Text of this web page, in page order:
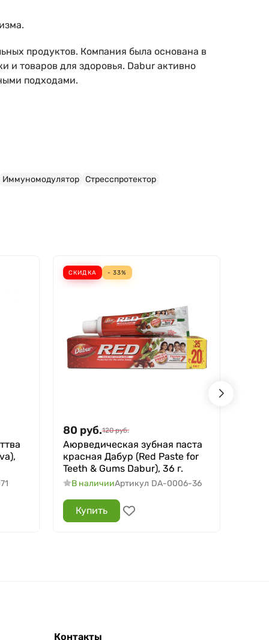
продуктов. Компания была основана в
и товаров для здоровья. Dabur активно
подходами.
Иммуномодулятор Стресспротектор
СКИДКА - 33%
80 руб.120 руб.
Аюрведическая зубная паста
красная Дабур (Red Paste for
Teeth & Gums Dabur), 36 г.
В наличииАртикул DA-0006-36
Купить
Контакты